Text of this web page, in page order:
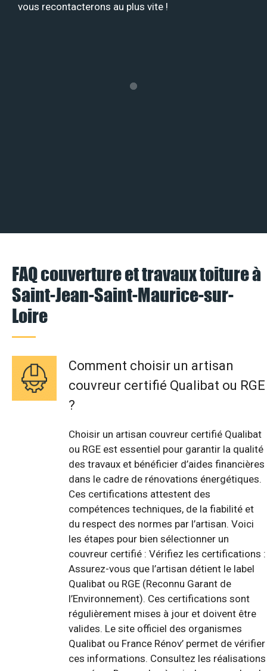
vous recontacterons au plus vite !
FAQ couverture et travaux toiture à
Saint-Jean-Saint-Maurice-sur-
Loire
Comment choisir un artisan
couvreur certifié Qualibat ou RGE
?
Choisir un artisan couvreur certifié Qualibat
ou RGE est essentiel pour garantir la qualité
des travaux et bénéficier d’aides financières
dans le cadre de rénovations énergétiques.
Ces certifications attestent des
compétences techniques, de la fiabilité et
du respect des normes par l’artisan. Voici
les étapes pour bien sélectionner un
couvreur certifié : Vérifiez les certifications :
Assurez-vous que l’artisan détient le label
Qualibat ou RGE (Reconnu Garant de
l’Environnement). Ces certifications sont
régulièrement mises à jour et doivent être
valides. Le site officiel des organismes
Qualibat ou France Rénov’ permet de vérifier
ces informations. Consultez les réalisations